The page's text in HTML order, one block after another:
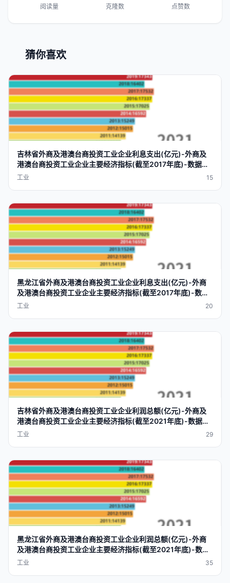
阅读量 克隆数 点赞数
猜你喜欢
吉林省外商及港澳台商投资工业企业利息支出(亿元)-外商及
港澳台商投资工业企业主要经济指标(截至2017年底)-数据可
视化-datavrap
工业 15
黑龙江省外商及港澳台商投资工业企业利息支出(亿元)-外商
及港澳台商投资工业企业主要经济指标(截至2017年底)-数据
可视化-datavrap
工业 20
吉林省外商及港澳台商投资工业企业利润总额(亿元)-外商及
港澳台商投资工业企业主要经济指标(截至2021年底)-数据可
视化-datavrap
工业 29
黑龙江省外商及港澳台商投资工业企业利润总额(亿元)-外商
及港澳台商投资工业企业主要经济指标(截至2021年底)-数据
可视化-datavrap
工业 35